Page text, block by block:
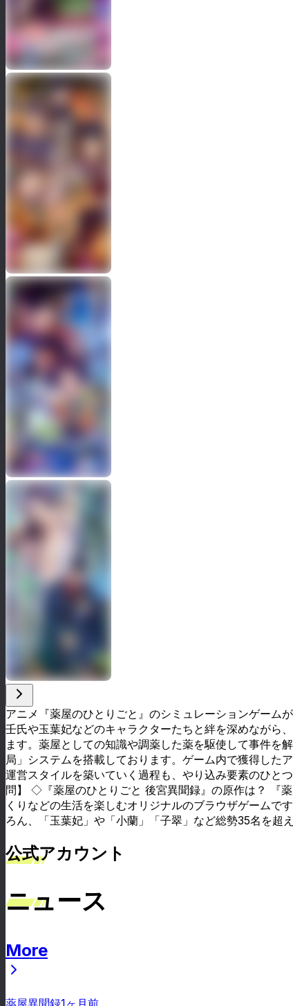
アニメ『薬屋のひとりごと』のシミュレーションゲーム
壬氏や玉葉妃などのキャラクターたちと絆を深めながら
ます。薬屋としての知識や調薬した薬を駆使して事件を
局」システムを搭載しております。ゲーム内で獲得した
運営スタイルを築いていく過程も、やり込み要素のひと
問】 ◇『薬屋のひとりごと 後宮異聞録』の原作は？ 『
くりなどの生活を楽しむオリジナルのブラウザゲーム
ろん、「玉葉妃」や「小蘭」「子翠」など総勢35名を超
公式アカウント
ニュース
More